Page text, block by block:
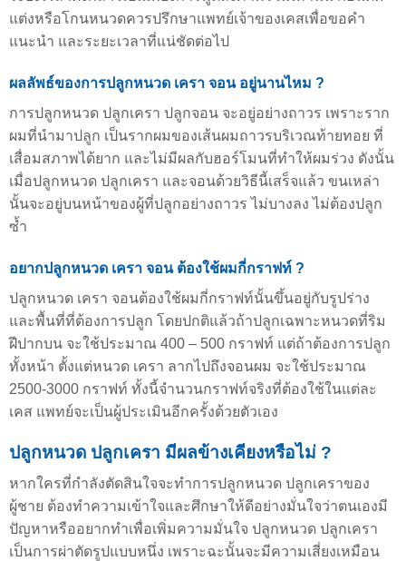
แต่งหรือโกนหนวดควรปรึกษาแพทย์เจ้าของเคสเพื่อขอคำ
แนะนำ และระยะเวลาที่แน่ชัดต่อไป
ผลลัพธ์ของการปลูกหนวด เครา จอน อยู่นานไหม ?
การปลูกหนวด ปลูกเครา ปลูกจอน จะอยู่อย่างถาวร เพราะราก
ผมที่นำมาปลูก เป็นรากผมของเส้นผมถาวรบริเวณท้ายทอย ที่
เสื่อมสภาพได้ยาก และไม่มีผลกับฮอร์โมนที่ทำให้ผมร่วง ดังนั้น
เมื่อปลูกหนวด ปลูกเครา และจอนด้วยวิธีนี้เสร็จแล้ว ขนเหล่า
นั้นจะอยู่บนหน้าของผู้ที่ปลูกอย่างถาวร ไม่บางลง ไม่ต้องปลูก
ซ้ำ
อยากปลูกหนวด เครา จอน ต้องใช้ผมกี่กราฟท์ ​?
ปลูกหนวด เครา จอนต้องใช้ผมกี่กราฟท์นั้นขึ้นอยู่กับรูปร่าง
และพื้นที่ที่ต้องการปลูก โดยปกติแล้วถ้าปลูกเฉพาะหนวดที่ริม
ฝีปากบน จะใช้ประมาณ 400 – 500 กราฟท์ แต่ถ้าต้องการปลูก
ทั้งหน้า ตั้งแต่หนวด เครา ลากไปถึงจอนผม จะใช้ประมาณ
2500-3000​ กราฟท์ ทั้งนี้จำนวนกราฟท์จริงที่ต้องใช้ในแต่ละ
เคส แพทย์จะเป็นผู้ประเมินอีกครั้งด้วยตัวเอง
ปลูกหนวด ปลูกเครา มีผลข้างเคียงหรือไม่ ​?
หากใครที่กำลังตัดสินใจจะทำการปลูกหนวด ปลูกเคราของ
ผู้ชาย ต้องทำความเข้าใจและศึกษาให้ดีอย่างมั่นใจว่าตนเองมี
ปัญหาหรืออยากทำเพื่อเพิ่มความมั่นใจ ปลูกหนวด ปลูกเครา
เป็นการผ่าตัดรูปแบบหนึ่ง เพราะฉะนั้นจะมีความเสี่ยงเหมือน